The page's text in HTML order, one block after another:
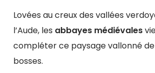
Lovées au creux des vallées
l’Aude, les abbayes médiévales
compléter ce paysage vallonné
bosses.